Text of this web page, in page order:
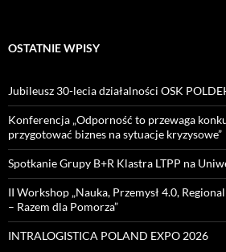
OSTATNIE WPISY
Jubileusz 30-lecia działalności OSK
Konferencja „Odporność to przewaga
przygotować biznes na sytuacje kryzysowe”
Spotkanie Grupy B+R Klastra LTPP na
II Workshop „Nauka, Przemysł 4.0,
– Razem dla Pomorza”
INTRALOGISTICA POLAND EXPO 2026